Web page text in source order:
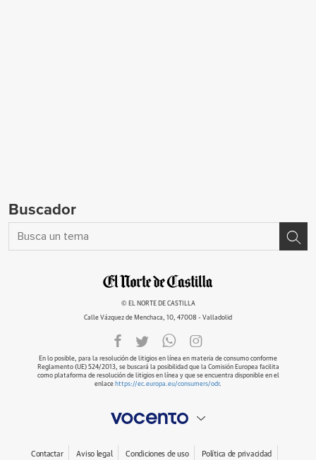
Buscador
© EL NORTE DE CASTILLA
Calle Vázquez de Menchaca, 10, 47008 - Valladolid
En lo posible, para la resolución de litigios en línea en materia de consumo conforme
Reglamento (UE) 524/2013, se buscará la posibilidad que la Comisión Europea facilita
como plataforma de resolución de litigios en línea y que se encuentra disponible en el
enlace https://ec.europa.eu/consumers/odr.
Contactar Aviso legal Condiciones de uso Política de privacidad